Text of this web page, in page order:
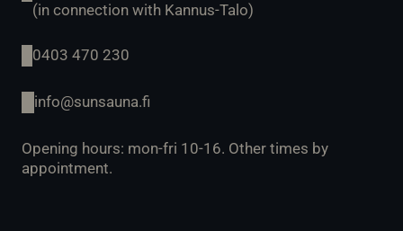
(in connection with Kannus-Talo)
0403 470 230
info@sunsauna.fi
Opening hours: mon-fri 10-16. Other times by
appointment.